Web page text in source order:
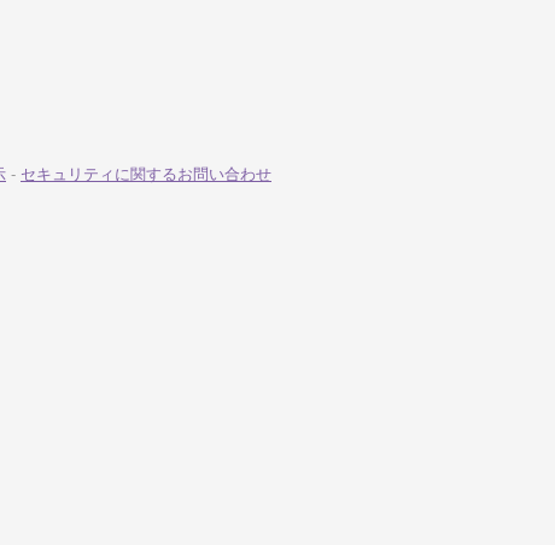
- セキュリティに関するお問い合わせ